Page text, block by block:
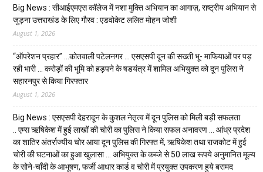
Big News : सीआईएमएस कॉलेज में नशा मुक्ति अभियान का आगाज़, राष्ट्रीय अभियान से
जुड़ना उत्तराखंड के लिए गौरव : एडवोकेट ललित मोहन जोशी
August 1, 2026
“ऑपरेशन प्रहार” …कोतवाली पटेलनगर … एसएसपी दून की सख्ती भू- माफियाओं पर पड़
रही भारी … करोड़ों की भूमि को हड़पने के षडयंत्र में शामिल अभियुक्त को दून पुलिस ने
सहारनपुर से किया गिरफ्तार
August 1, 2026
Big News : एसएसपी देहरादून के कुशल नेतृत्व में दून पुलिस को मिली बड़ी सफलता
.. एम्स ऋषिकेश में हुई लाखों की चोरी का पुलिस ने किया सफल अनावरण … आंध्र प्रदेश
का शातिर अंतर्राज्यीय चोर आया दून पुलिस की गिरफ्त में, ऋषिकेश तथा राजकोट में हुई
चोरी की घटनाओं का हुआ खुलासा … अभियुक्त के कब्जे से 50 लाख रूपये अनुमानित मूल्य
के सोने-चाँदी के आभूषण, फर्जी आधार कार्ड व चोरी में प्रयुक्त उपकरण हुये बरामद